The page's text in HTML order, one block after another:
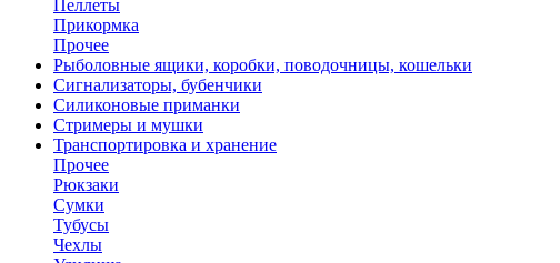
Пеллеты
Прикормка
Прочее
Рыболовные ящики, коробки, поводочницы, кошельки
Сигнализаторы, бубенчики
Силиконовые приманки
Стримеры и мушки
Транспортировка и хранение
Прочее
Рюкзаки
Сумки
Тубусы
Чехлы